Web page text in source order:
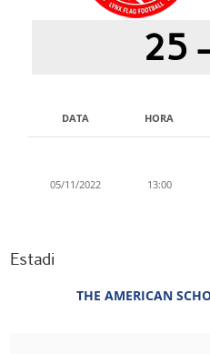
25 -
DATA HORA
05/11/2022 13:00
Estadi
THE AMERICAN